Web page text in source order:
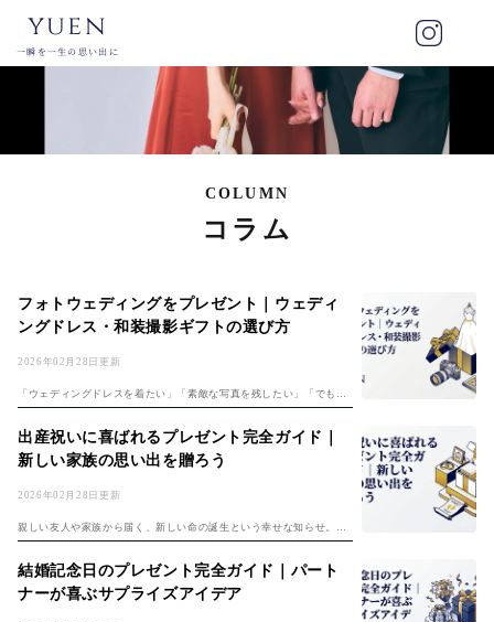
yuen
一瞬を一生の思い出に
COLUMN
コラム
2026年02月28日更新
フォトウェディングをプレゼント｜ウェディ
ングドレス・和装撮影ギフトの選び方
「ウェディングドレスを着たい」「素敵な写真を残したい」「でも結
婚式は挙げない」——。そんな想いを叶える選択肢として、フォトウ
ェディングが注目を集めています。 フォトウェディングは、結婚式の
準備や費用の...
2026年02月28日更新
出産祝いに喜ばれるプレゼント完全ガイド｜
新しい家族の思い出を贈ろう
親しい友人や家族から届く、新しい命の誕生という幸せな知らせ。心
からの「おめでとう」の気持ちを伝える出産祝いですが、「何を贈れ
ば本当に喜んでもらえるだろう？」「他の人とは違う、特別なものを
贈りたい」と、...
結婚記念日のプレゼント完全ガイド｜パート
ナーが喜ぶサプライズアイデア